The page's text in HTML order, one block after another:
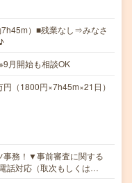
）■残業なし⇒みなさ
月開始も相談OK
（1800円×7h45m×21日）
事務！▼事前審査に関する
話対応（取次もしくは…